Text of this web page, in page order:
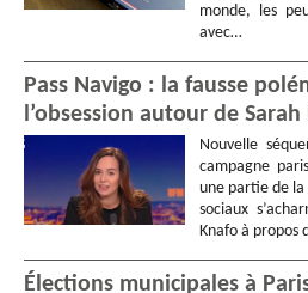
monde, les
avec…
Pass Navigo : la fausse
l’obsession autour de Sarah
Nouvelle
campagne
une partie de la
sociaux
Knafo à propos
Élections municipales à